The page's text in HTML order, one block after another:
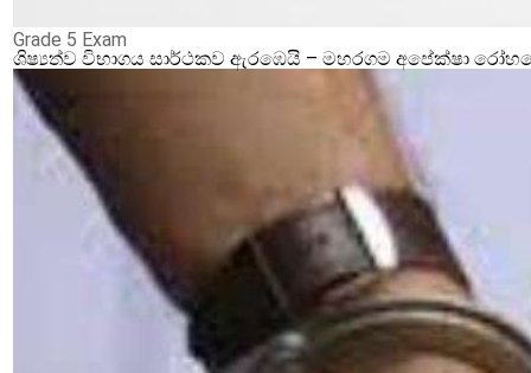
Grade 5 Exam
ශිෂ්‍යත්ව විභාගය සාර්ථකව ඇරඹෙයි – මහරගම අපේක්ෂා